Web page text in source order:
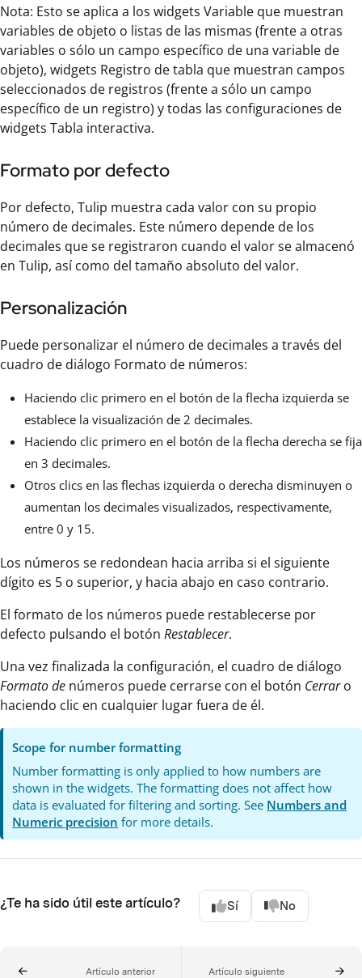
Nota: Esto se aplica a los widgets Variable que muestran
variables de objeto o listas de las mismas (frente a otras
variables o sólo un campo específico de una variable de
objeto), widgets Registro de tabla que muestran campos
seleccionados de registros (frente a sólo un campo
específico de un registro) y todas las configuraciones de
widgets Tabla interactiva.
Formato por defecto
Por defecto, Tulip muestra cada valor con su propio
número de decimales. Este número depende de los
decimales que se registraron cuando el valor se almacenó
en Tulip, así como del tamaño absoluto del valor.
Personalización
Puede personalizar el número de decimales a través del
cuadro de diálogo Formato de números:
Haciendo clic primero en el botón de la flecha izquierda se
establece la visualización de 2 decimales.
Haciendo clic primero en el botón de la flecha derecha se fija
en 3 decimales.
Otros clics en las flechas izquierda o derecha disminuyen o
aumentan los decimales visualizados, respectivamente,
entre 0 y 15.
Los números se redondean hacia arriba si el siguiente
dígito es 5 o superior, y hacia abajo en caso contrario.
El formato de los números puede restablecerse por
defecto pulsando el botón Restablecer.
Una vez finalizada la configuración, el cuadro de diálogo
Formato de números puede cerrarse con el botón Cerraro
haciendo clic en cualquier lugar fuera de él.
Scope for number formatting
Number formatting is only applied to how numbers are
shown in the widgets. The formatting does not affect how
data is evaluated for filtering and sorting. See Numbers and
Numeric precision for more details.
¿Te ha sido útil este artículo? Sí No
Artículo anterior Artículo siguiente